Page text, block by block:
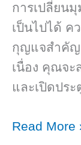
การเปลี่ยน
เป็นไปได้ ค
กุญแจสำคัญ
เนื่อง คุณจะ
และเปิดปร
Fix
Read More